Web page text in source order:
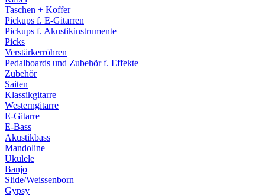
Taschen + Koffer
Pickups f. E-Gitarren
Pickups f. Akustikinstrumente
Picks
Verstärkerröhren
Pedalboards und Zubehör f. Effekte
Zubehör
Saiten
Klassikgitarre
Westerngitarre
E-Gitarre
E-Bass
Akustikbass
Mandoline
Ukulele
Banjo
Slide/Weissenborn
Gypsy